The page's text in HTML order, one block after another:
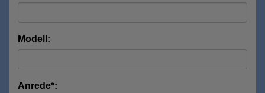
Modell:
Anrede*: